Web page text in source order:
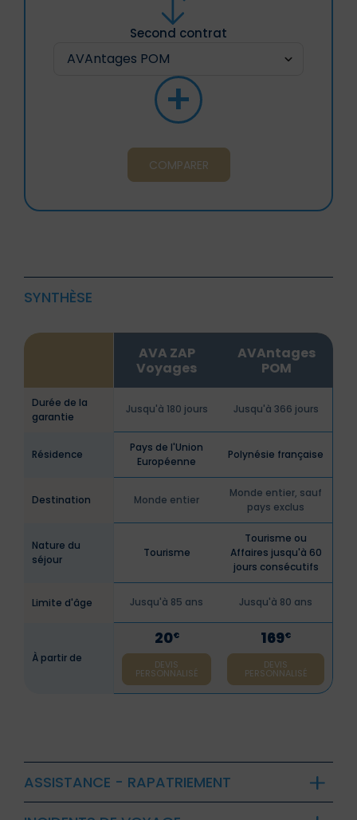
Second contrat
+
COMPARER
SYNTHÈSE
AVA ZAP
Voyages
AVAntages
POM
Durée de la
garantie
Jusqu'à 180 jours Jusqu'à 366 jours
Résidence
Pays de l'Union
Européenne
Polynésie française
Destination Monde entier
Monde entier, sauf
pays exclus
Nature du
séjour
Tourisme
Tourisme ou
Affaires jusqu'à 60
jours consécutifs
Limite d'âge Jusqu'à 85 ans Jusqu'à 80 ans
À partir de
20€
DEVIS
PERSONNALISÉ
169€
DEVIS
PERSONNALISÉ
ASSISTANCE - RAPATRIEMENT